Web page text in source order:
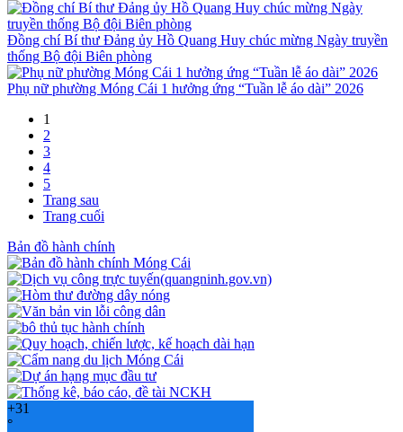
Đồng chí Bí thư Đảng ủy Hồ Quang Huy chúc mừng Ngày truyền
thống Bộ đội Biên phòng
Phụ nữ phường Móng Cái 1 hưởng ứng “Tuần lễ áo dài” 2026
1
2
3
4
5
Trang sau
Trang cuối
Bản đồ hành chính
+31
°